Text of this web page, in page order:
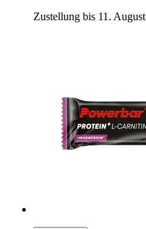
Zustellung bis 11. August